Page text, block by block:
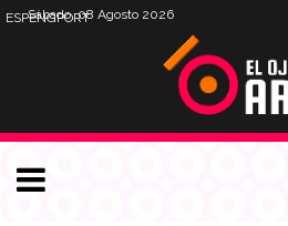
Sábado, 08 Agosto 2026
ESPENGPORT